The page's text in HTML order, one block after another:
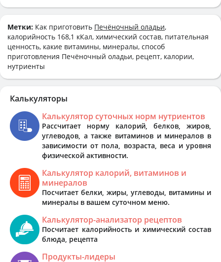
Метки: Как приготовить Печёночный оладьи,
калорийность 168,1 кКал, химический состав, питательная
ценность, какие витамины, минералы, способ
приготовления Печёночный оладьи, рецепт, калории,
нутриенты
Калькуляторы
Калькулятор суточных норм нутриентов
Рассчитает норму калорий, белков, жиров,
углеводов, а также витаминов и минералов в
зависимости от пола, возраста, веса и уровня
физической активности.
Калькулятор калорий, витаминов и
минералов
Посчитает белки, жиры, углеводы, витамины и
минералы в вашем суточном меню.
Калькулятор-анализатор рецептов
Посчитает калорийность и химический состав
блюда, рецепта
Продукты-лидеры